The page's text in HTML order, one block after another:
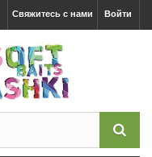
Войти
Свяжитесь с нами